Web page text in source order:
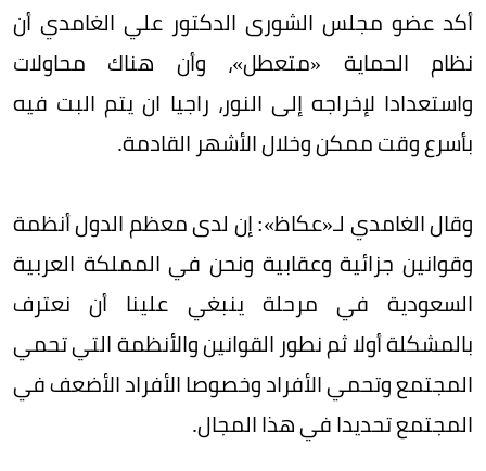
أكد عضو مجلس الشورى الدكتور علي الغامدي أن
نظام الحماية «متعطل»، وأن هناك محاولات
واستعدادا لإخراجه إلى النور، راجيا ان يتم البت فيه
بأسرع وقت ممكن وخلال الأشهر القادمة.
وقال الغامدي لـ«عكاظ»: إن لدى معظم الدول أنظمة
وقوانين جزائية وعقابية ونحن في المملكة العربية
السعودية في مرحلة ينبغي علينا أن نعترف
بالمشكلة أولا ثم نطور القوانين والأنظمة التي تحمي
المجتمع وتحمي الأفراد وخصوصا الأفراد الأضعف في
المجتمع تحديدا في هذا المجال.